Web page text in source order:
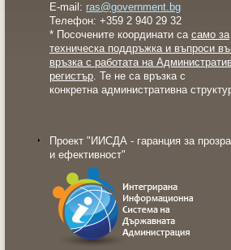
E-mail: ras@government.bg
Телефон: +359 2 940 29 32
* Посочените координати са само за
техническа поддръжка и въпроси
връзка с работата на
регистър. Те не са връзка с
конкретна административна
Проект "ИИСДА - гаранция за
и ефективност"